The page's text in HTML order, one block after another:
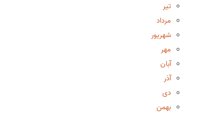
تیر
مرداد
شهریور
مهر
آبان
آذر
دی
بهمن